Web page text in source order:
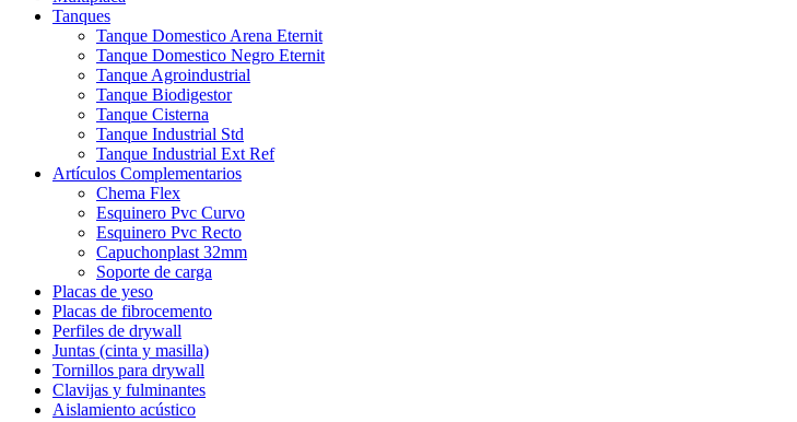
Tanques
Tanque Domestico Arena Eternit
Tanque Domestico Negro Eternit
Tanque Agroindustrial
Tanque Biodigestor
Tanque Cisterna
Tanque Industrial Std
Tanque Industrial Ext Ref
Artículos Complementarios
Chema Flex
Esquinero Pvc Curvo
Esquinero Pvc Recto
Capuchonplast 32mm
Soporte de carga
Placas de yeso
Placas de fibrocemento
Perfiles de drywall
Juntas (cinta y masilla)
Tornillos para drywall
Clavijas y fulminantes
Aislamiento acústico